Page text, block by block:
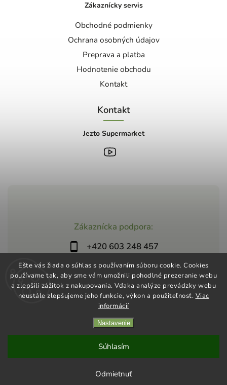
Ešte vás žiada o súhlas s používaním súboru cookie. Cookies
používame tak, aby sme vám umožnili pohodlné prezeranie webu
a zlepšili zážitok z nakupovania. Vďaka analýze prevádzky webu
neustále zlepšujeme jeho funkcie, výkon a použiteľnosť. Viac
informácií
Nastavenie
Odmietnuť
Súhlasím
Zákaznícka podpora:
+420 603 248 457
info@jeztomarket.cz
Zákaznícky servis
Obchodné podmienky
Ochrana osobných údajov
Preprava a platba
Hodnotenie obchodu
Kontakt
Kontakt
Jezto Supermarket
Shoptet | Design